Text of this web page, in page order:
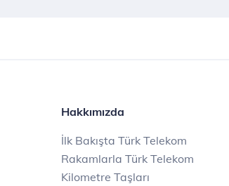
Hakkımızda
İlk Bakışta Türk Telekom
Rakamlarla Türk Telekom
Kilometre Taşları